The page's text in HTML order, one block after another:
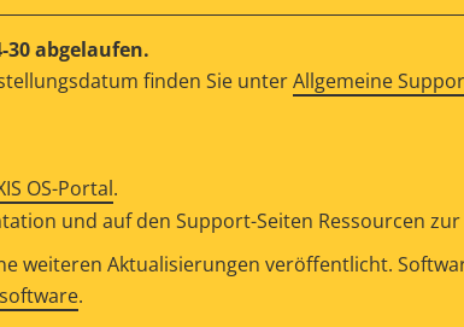
30 abgelaufen.
finden Sie unterAllgemeine
OS-Portal.
und auf den Support-Seiten Ressourcen zur
weiteren Aktualisierungen veröffentlicht.
.